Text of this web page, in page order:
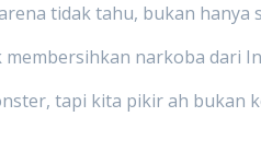
tidak tahu, bukan
narkoba dari
tapi kita pikir ah